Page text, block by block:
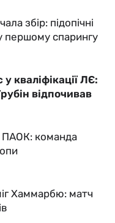
збір: підопічні
першому спарингу
кваліфікації ЛЄ:
відпочивав
ПАОК: команда
Хаммарбю: матч